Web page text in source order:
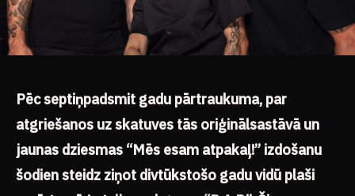
Pēc septiņpadsmit gadu pārtraukuma, par
atgriešanos uz skatuves tās oriģinālsastāvāun
jaunas dziesmas “Mēs esam atpakaļ!” izdošanu
šodien steidz ziņot divtūkstošo gadu vidū plaši